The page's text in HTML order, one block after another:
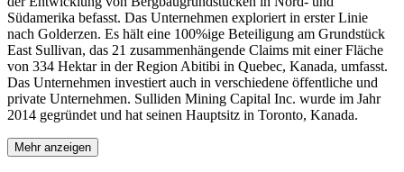
Südamerika befasst. Das Unternehmen exploriert in erster Linie
nach Golderzen. Es hält eine 100%ige Beteiligung am Grundstück
East Sullivan, das 21 zusammenhängende Claims mit einer Fläche
von 334 Hektar in der Region Abitibi in Quebec, Kanada, umfasst.
Das Unternehmen investiert auch in verschiedene öffentliche und
private Unternehmen. Sulliden Mining Capital Inc. wurde im Jahr
2014 gegründet und hat seinen Hauptsitz in Toronto, Kanada.
Mehr anzeigen